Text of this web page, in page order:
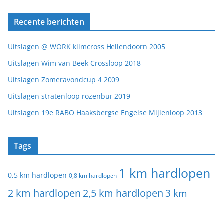
Recente berichten
Uitslagen @ WORK klimcross Hellendoorn 2005
Uitslagen Wim van Beek Crossloop 2018
Uitslagen Zomeravondcup 4 2009
Uitslagen stratenloop rozenbur 2019
Uitslagen 19e RABO Haaksbergse Engelse Mijlenloop 2013
Tags
0,5 km hardlopen 0,8 km hardlopen 1 km hardlopen
2 km hardlopen 2,5 km hardlopen 3 km